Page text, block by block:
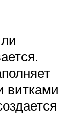
витками